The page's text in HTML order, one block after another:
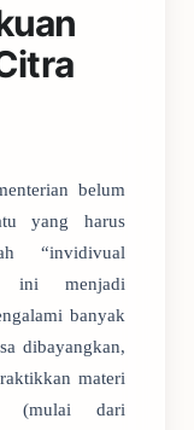
belum
yang harus
“invidivual
ini menjadi
banyak
dibayangkan,
materi
(mulai dari